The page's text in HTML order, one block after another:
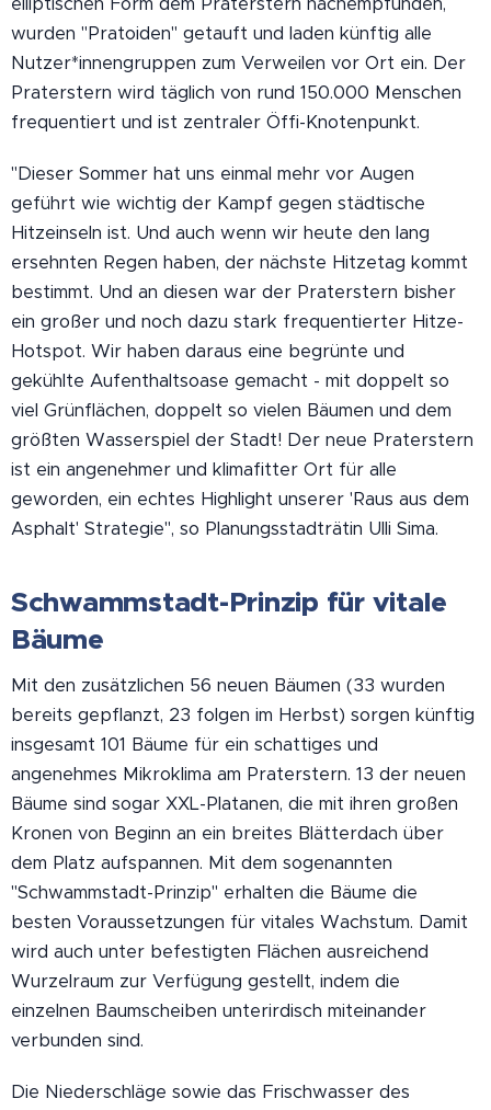
wurden "Pratoiden" getauft und laden künftig alle
Nutzer*innengruppen zum Verweilen vor Ort ein. Der
Praterstern wird täglich von rund 150.000 Menschen
frequentiert und ist zentraler Öffi-Knotenpunkt.
"Dieser Sommer hat uns einmal mehr vor Augen
geführt wie wichtig der Kampf gegen städtische
Hitzeinseln ist. Und auch wenn wir heute den lang
ersehnten Regen haben, der nächste Hitzetag kommt
bestimmt. Und an diesen war der Praterstern bisher
ein großer und noch dazu stark frequentierter Hitze-
Hotspot. Wir haben daraus eine begrünte und
gekühlte Aufenthaltsoase gemacht - mit doppelt so
viel Grünflächen, doppelt so vielen Bäumen und dem
größten Wasserspiel der Stadt! Der neue Praterstern
ist ein angenehmer und klimafitter Ort für alle
geworden, ein echtes Highlight unserer 'Raus aus dem
Asphalt' Strategie", so Planungsstadträtin Ulli Sima.
Schwammstadt-Prinzip für vitale
Bäume
Mit den zusätzlichen 56 neuen Bäumen (33 wurden
bereits gepflanzt, 23 folgen im Herbst) sorgen künftig
insgesamt 101 Bäume für ein schattiges und
angenehmes Mikroklima am Praterstern. 13 der neuen
Bäume sind sogar XXL-Platanen, die mit ihren großen
Kronen von Beginn an ein breites Blätterdach über
dem Platz aufspannen. Mit dem sogenannten
"Schwammstadt-Prinzip" erhalten die Bäume die
besten Voraussetzungen für vitales Wachstum. Damit
wird auch unter befestigten Flächen ausreichend
Wurzelraum zur Verfügung gestellt, indem die
einzelnen Baumscheiben unterirdisch miteinander
verbunden sind.
Die Niederschläge sowie das Frischwasser des